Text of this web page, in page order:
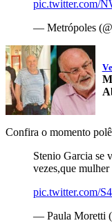
pic.twitter.com/
— Metrópoles
Confira o momento
Stenio Garcia se
vezes,que
pic.twitter.com/
— Paula Moretti